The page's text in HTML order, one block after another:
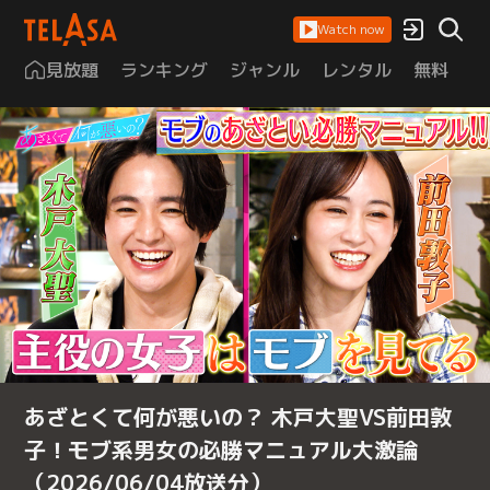
Watch now
見放題 ランキング ジャンル レンタル 無料
あざとくて何が悪いの？ 木戸大聖VS前田敦
子！モブ系男女の必勝マニュアル大激論
（2026/06/04放送分）